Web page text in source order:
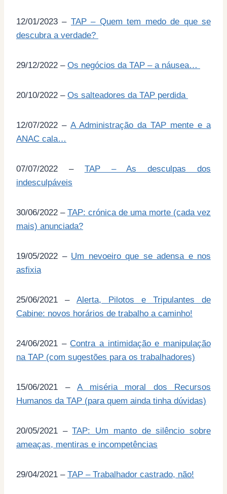
12/01/2023 – TAP – Quem tem medo de que se
descubra a verdade?
29/12/2022 – Os negócios da TAP – a náusea…
20/10/2022 – Os salteadores da TAP perdida
12/07/2022 – A Administração da TAP mente e a
ANAC cala…
07/07/2022 – TAP – As desculpas dos
indesculpáveis
30/06/2022 – TAP: crónica de uma morte (cada vez
mais) anunciada?
19/05/2022 – Um nevoeiro que se adensa e nos
asfixia
25/06/2021 – Alerta, Pilotos e Tripulantes de
Cabine: novos horários de trabalho a caminho!
24/06/2021 – Contra a intimidação e manipulação
na TAP (com sugestões para os trabalhadores)
15/06/2021 – A miséria moral dos Recursos
Humanos da TAP (para quem ainda tinha dúvidas)
20/05/2021 –TAP: Um manto de silêncio sobre
ameaças, mentiras e incompetências
29/04/2021 – TAP – Trabalhador castrado, não!